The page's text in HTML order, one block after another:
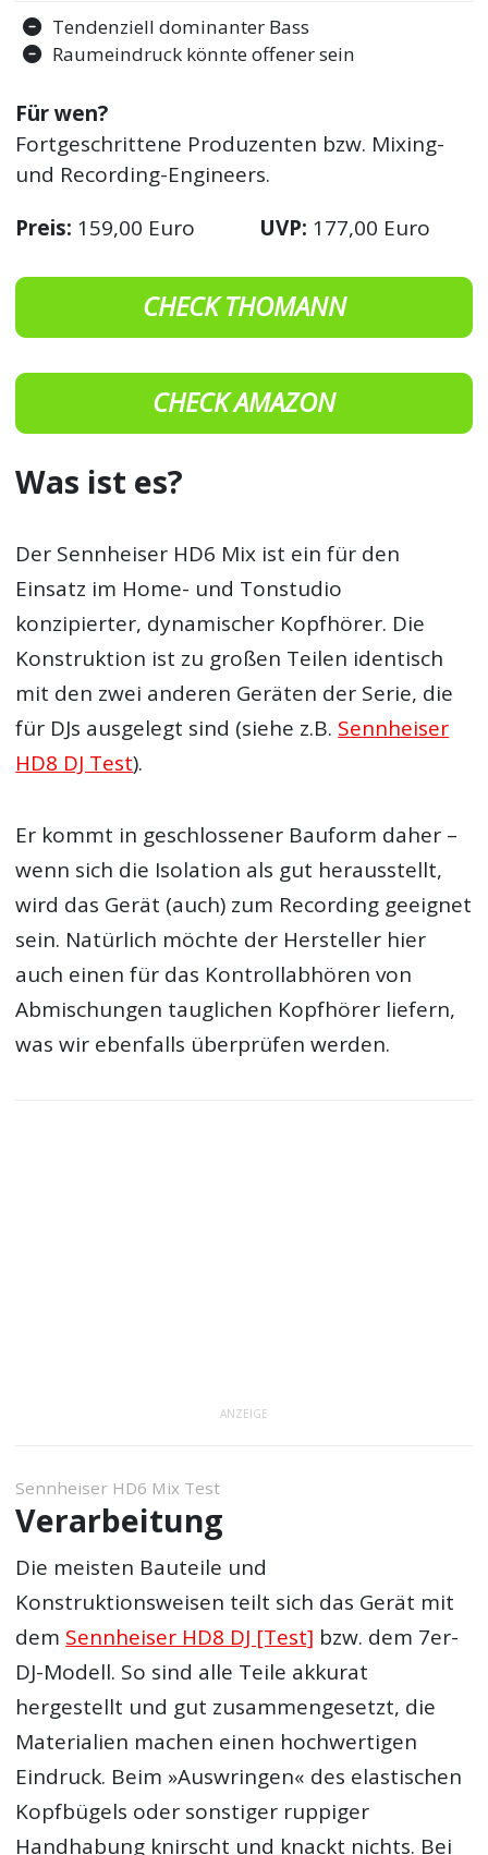
Tendenziell dominanter Bass
Raumeindruck könnte offener sein
Für wen?
Fortgeschrittene Produzenten bzw. Mixing-
und Recording-Engineers.
Preis: 159,00 Euro UVP: 177,00 Euro
CHECK THOMANN
CHECK AMAZON
Was ist es?
Der Sennheiser HD6 Mix ist ein für den
Einsatz im Home- und Tonstudio
konzipierter, dynamischer Kopfhörer. Die
Konstruktion ist zu großen Teilen identisch
mit den zwei anderen Geräten der Serie, die
für DJs ausgelegt sind (siehe z.B. Sennheiser
HD8 DJ Test).
Er kommt in geschlossener Bauform daher –
wenn sich die Isolation als gut herausstellt,
wird das Gerät (auch) zum Recording geeignet
sein. Natürlich möchte der Hersteller hier
auch einen für das Kontrollabhören von
Abmischungen tauglichen Kopfhörer liefern,
was wir ebenfalls überprüfen werden.
ANZEIGE
Sennheiser HD6 Mix Test
Verarbeitung
Die meisten Bauteile und
Konstruktionsweisen teilt sich das Gerät mit
dem Sennheiser HD8 DJ [Test] bzw. dem 7er-
DJ-Modell. So sind alle Teile akkurat
hergestellt und gut zusammengesetzt, die
Materialien machen einen hochwertigen
Eindruck. Beim »Auswringen« des elastischen
Kopfbügels oder sonstiger ruppiger
Handhabung knirscht und knackt nichts. Bei